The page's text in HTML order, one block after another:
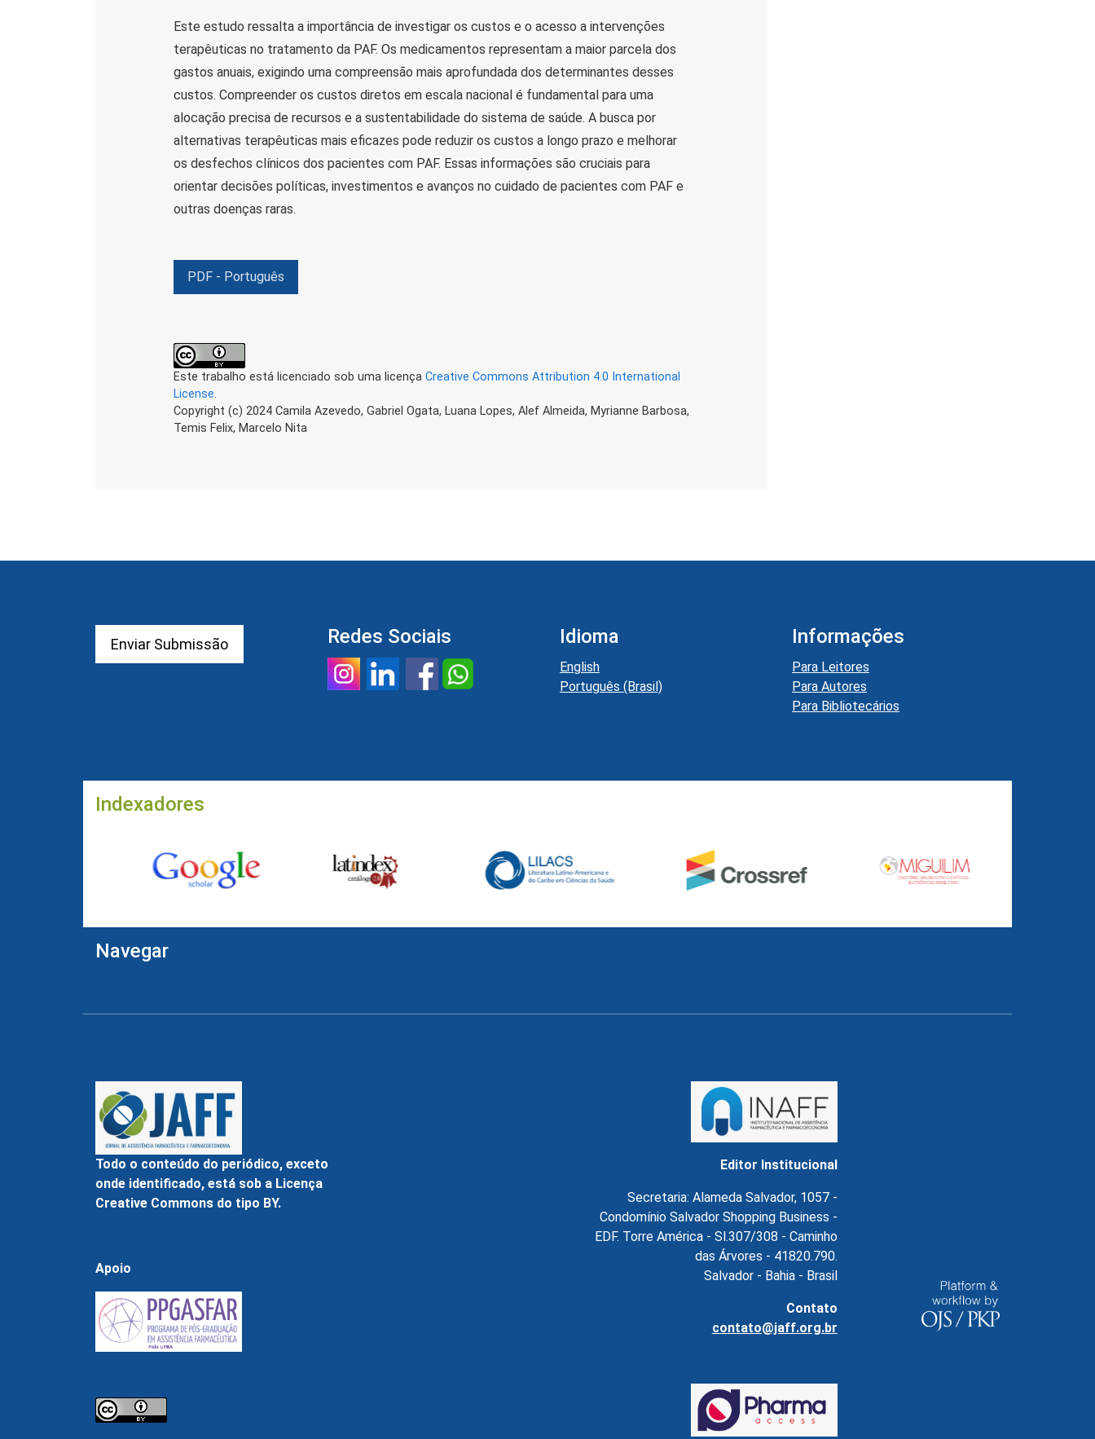
Este estudo ressalta a importância de investigar os custos e o acesso a intervenções
terapêuticas no tratamento da PAF. Os medicamentos representam a maior parcela dos
gastos anuais, exigindo uma compreensão mais aprofundada dos determinantes desses
custos. Compreender os custos diretos em escala nacional é fundamental para uma
alocação precisa de recursos e a sustentabilidade do sistema de saúde. A busca por
alternativas terapêuticas mais eficazes pode reduzir os custos a longo prazo e melhorar
os desfechos clínicos dos pacientes com PAF. Essas informações são cruciais para
orientar decisões políticas, investimentos e avanços no cuidado de pacientes com PAF e
outras doenças raras.
PDF - Português
Este trabalho está licenciado sob uma licença Creative Commons Attribution 4.0 International
License.
Copyright (c) 2024 Camila Azevedo, Gabriel Ogata, Luana Lopes, Alef Almeida, Myrianne Barbosa,
Temis Felix, Marcelo Nita
Enviar Submissão Redes Sociais Idioma
English
Português (Brasil)
Informações
Para Leitores
Para Autores
Para Bibliotecários
Indexadores
Navegar
Todo o conteúdo do periódico, exceto
onde identificado, está sob a Licença
Creative Commons do tipo BY.
Apoio
Editor Institucional
Secretaria: Alameda Salvador, 1057 -
Condomínio Salvador Shopping Business -
EDF. Torre América - Sl.307/308 - Caminho
das Árvores - 41820.790.
Salvador - Bahia - Brasil
Contato
contato@jaff.org.br